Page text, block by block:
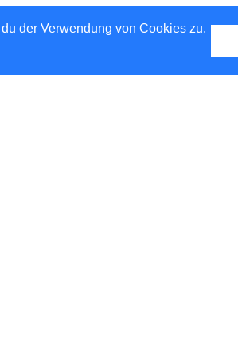
der Verwendung von Cookies zu.